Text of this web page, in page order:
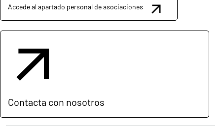
Accede al apartado personal de asociaciones
Contacta con nosotros